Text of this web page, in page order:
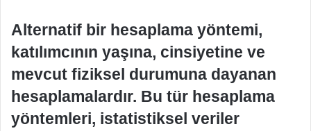
Alternatif bir hesaplama yöntemi,
katılımcının yaşına, cinsiyetine ve
mevcut fiziksel durumuna dayanan
hesaplamalardır. Bu tür hesaplama
yöntemleri, istatistiksel veriler